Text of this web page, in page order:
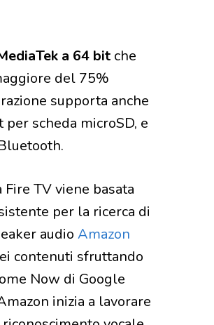
a 64 bit che
del 75%
supporta anche
scheda microSD, e
TV viene basata
per la ricerca di
audio Amazon
contenuti sfruttando
Now di Google
inizia a lavorare